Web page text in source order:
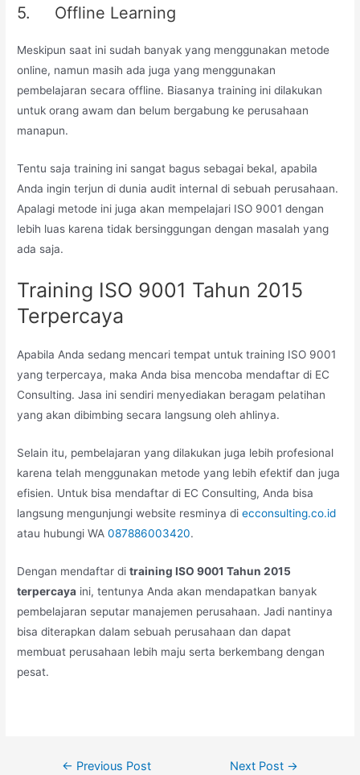
5. Offline Learning
Meskipun saat ini sudah banyak yang menggunakan metode
online, namun masih ada juga yang menggunakan
pembelajaran secara offline. Biasanya training ini dilakukan
untuk orang awam dan belum bergabung ke perusahaan
manapun.
Tentu saja training ini sangat bagus sebagai bekal, apabila
Anda ingin terjun di dunia audit internal di sebuah perusahaan.
Apalagi metode ini juga akan mempelajari ISO 9001 dengan
lebih luas karena tidak bersinggungan dengan masalah yang
ada saja.
Training ISO 9001 Tahun 2015
Terpercaya
Apabila Anda sedang mencari tempat untuk training ISO 9001
yang terpercaya, maka Anda bisa mencoba mendaftar di EC
Consulting. Jasa ini sendiri menyediakan beragam pelatihan
yang akan dibimbing secara langsung oleh ahlinya.
Selain itu, pembelajaran yang dilakukan juga lebih profesional
karena telah menggunakan metode yang lebih efektif dan juga
efisien. Untuk bisa mendaftar di EC Consulting, Anda bisa
langsung mengunjungi website resminya di ecconsulting.co.id
atau hubungi WA087886003420.
Dengan mendaftar ditraining ISO 9001 Tahun 2015
terpercaya ini, tentunya Anda akan mendapatkan banyak
pembelajaran seputar manajemen perusahaan. Jadi nantinya
bisa diterapkan dalam sebuah perusahaan dan dapat
membuat perusahaan lebih maju serta berkembang dengan
pesat.
← Previous Post Next Post →